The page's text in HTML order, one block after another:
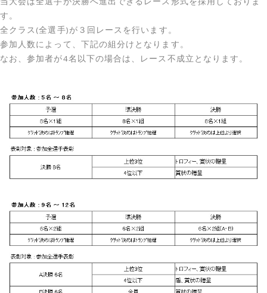
す。
全クラス(全選手)が３回レースを行います。
参加人数によって、下記の組分けとなります。
なお、参加者が4名以下の場合は、レース不成立となります。